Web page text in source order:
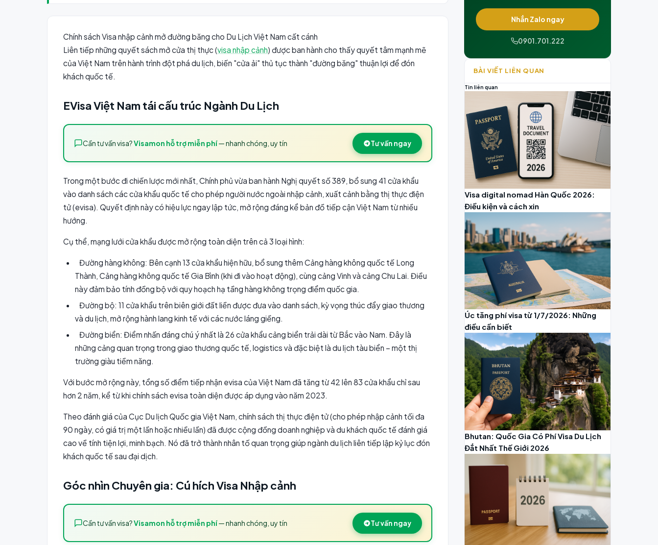
Chính sách Visa nhập cảnh mở đường băng cho Du Lịch Việt Nam cất cánh
Liên tiếp những quyết sách mở cửa thị thực (visa nhập cảnh) được ban hành cho thấy quyết tâm mạnh mẽ
của Việt Nam trên hành trình đột phá du lịch, biến "cửa ải" thủ tục thành "đường băng" thuận lợi để đón
khách quốc tế.
EVisa Việt Nam tái cấu trúc Ngành Du Lịch
Cần tư vấn visa?Visamon hỗ trợ miễn phí— nhanh chóng, uy tín Tư vấn ngay
Trong một bước đi chiến lược mới nhất, Chính phủ vừa ban hành Nghị quyết số 389, bổ sung 41 cửa khẩu
vào danh sách các cửa khẩu quốc tế cho phép người nước ngoài nhập cảnh, xuất cảnh bằng thị thực điện
tử (evisa). Quyết định này có hiệu lực ngay lập tức, mở rộng đáng kể bản đồ tiếp cận Việt Nam từ nhiều
hướng.
Cụ thể, mạng lưới cửa khẩu được mở rộng toàn diện trên cả 3 loại hình:
Đường hàng không: Bên cạnh 13 cửa khẩu hiện hữu, bổ sung thêm Cảng hàng không quốc tế Long
Thành, Cảng hàng không quốc tế Gia Bình (khi đi vào hoạt động), cùng cảng Vinh và cảng Chu Lai. Điều
này đảm bảo tính đồng bộ với quy hoạch hạ tầng hàng không trọng điểm quốc gia.
Đường bộ: 11 cửa khẩu trên biên giới đất liền được đưa vào danh sách, kỳ vọng thúc đẩy giao thương
và du lịch, mở rộng hành lang kinh tế với các nước láng giềng.
Đường biển: Điểm nhấn đáng chú ý nhất là 26 cửa khẩu cảng biển trải dài từ Bắc vào Nam. Đây là
những cảng quan trọng trong giao thương quốc tế, logistics và đặc biệt là du lịch tàu biển – một thị
trường giàu tiềm năng.
Với bước mở rộng này, tổng số điểm tiếp nhận evisa của Việt Nam đã tăng từ 42 lên 83 cửa khẩu chỉ sau
hơn 2 năm, kể từ khi chính sách evisa toàn diện được áp dụng vào năm 2023.
Theo đánh giá của Cục Du lịch Quốc gia Việt Nam, chính sách thị thực điện tử (cho phép nhập cảnh tối đa
90 ngày, có giá trị một lần hoặc nhiều lần) đã được cộng đồng doanh nghiệp và du khách quốc tế đánh giá
cao về tính tiện lợi, minh bạch. Nó đã trở thành nhân tố quan trọng giúp ngành du lịch liên tiếp lập kỷ lục đón
khách quốc tế sau đại dịch.
Góc nhìn Chuyên gia: Cú hích Visa Nhập cảnh
Cần tư vấn visa?Visamon hỗ trợ miễn phí— nhanh chóng, uy tín Tư vấn ngay
Nhắn Zalo ngay
0901.701.222
BÀI VIẾT LIÊN QUAN
Tin liên quan
Visa digital nomad Hàn Quốc 2026:
Điều kiện và cách xin
Úc tăng phí visa từ 1/7/2026: Những
điều cần biết
Bhutan: Quốc Gia Có Phí Visa Du Lịch
Đắt Nhất Thế Giới 2026